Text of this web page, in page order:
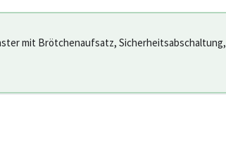
mit Brötchenaufsatz, Sicherheitsabschaltung,